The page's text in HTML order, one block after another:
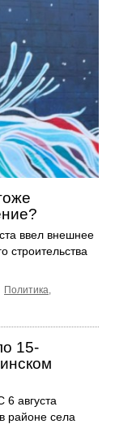
ввел внешнее
строительства
Политика
15-
августа
районе села